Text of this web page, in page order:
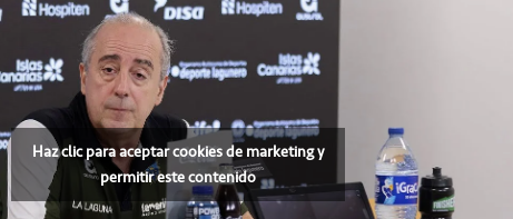
Haz clic para aceptar cookies de marketing y
permitir este contenido